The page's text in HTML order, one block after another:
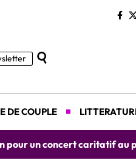
DE COUPLE
pour un concert caritatif au